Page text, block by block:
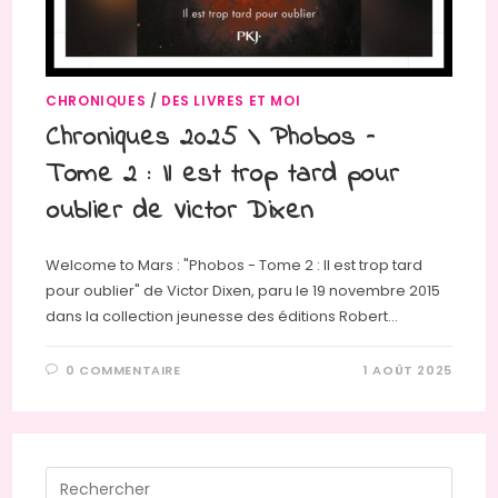
CHRONIQUES / DES LIVRES ET MOI
Chroniques 2025 \ Phobos –
Tome 2 : Il est trop tard pour
oublier de Victor Dixen
Welcome to Mars : "Phobos - Tome 2 : Il est trop tard
pour oublier" de Victor Dixen, paru le 19 novembre 2015
dans la collection jeunesse des éditions Robert…
0 COMMENTAIRE 1 AOÛT 2025